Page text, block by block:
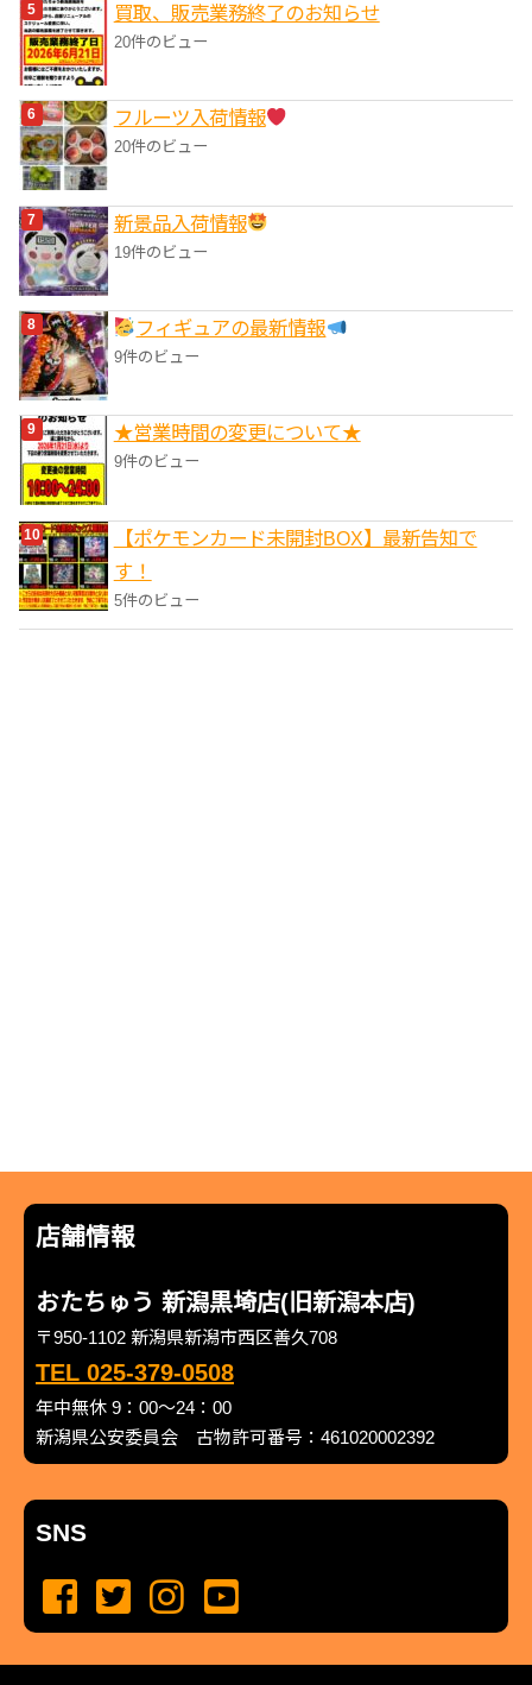
買取、販売業務終了のお知らせ
20件のビュー
フルーツ入荷情報
20件のビュー
‎新景品入荷情報
19件のビュー
フィギュアの最新情報
9件のビュー
★営業時間の変更について★
9件のビュー
【ポケモンカード未開封BOX】最新告知で
す！
5件のビュー
店舗情報
おたちゅう 新潟黒埼店(旧新潟本店)
〒950-1102 新潟県新潟市西区善久708
TEL 025-379-0508
年中無休 9：00～24：00
新潟県公安委員会 古物許可番号：461020002392
SNS